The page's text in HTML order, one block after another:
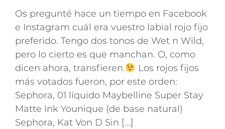
Os pregunté hace un tiempo en Facebook
e Instagram cuál era vuestro labial rojo fijo
preferido. Tengo dos tonos de Wet n Wild,
pero lo cierto es que manchan. O, como
dicen ahora, transfieren.
Los rojos fijos
más votados fueron, por este orden:
Sephora, 01 líquido Maybelline Super Stay
Matte Ink Younique (de base natural)
Sephora, Kat Von D Sin [...]